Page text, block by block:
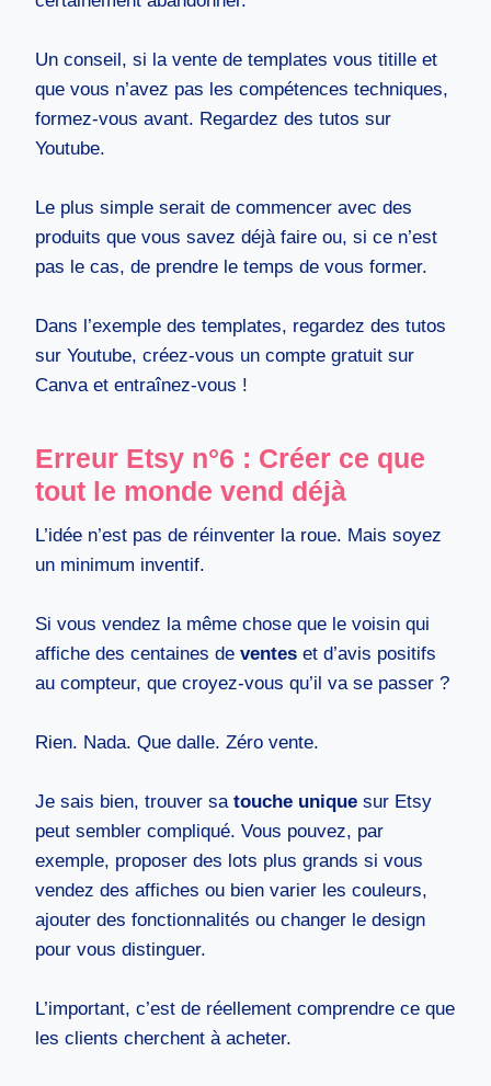
Un conseil, si la vente de templates vous titille et
que vous n’avez pas les compétences techniques,
formez-vous avant. Regardez des tutos sur
Youtube.
Le plus simple serait de commencer avec des
produits que vous savez déjà faire ou, si ce n’est
pas le cas, de prendre le temps de vous former.
Dans l’exemple des templates, regardez des tutos
sur Youtube, créez-vous un compte gratuit sur
Canva et entraînez-vous !
Erreur Etsy n°6 : Créer ce que
tout le monde vend déjà
L’idée n’est pas de réinventer la roue. Mais soyez
un minimum inventif.
Si vous vendez la même chose que le voisin qui
affiche des centaines de ventes et d’avis positifs
au compteur, que croyez-vous qu’il va se passer ?
Rien. Nada. Que dalle. Zéro vente.
Je sais bien, trouver sa touche unique sur Etsy
peut sembler compliqué. Vous pouvez, par
exemple, proposer des lots plus grands si vous
vendez des affiches ou bien varier les couleurs,
ajouter des fonctionnalités ou changer le design
pour vous distinguer.
L’important, c’est de réellement comprendre ce que
les clients cherchent à acheter.